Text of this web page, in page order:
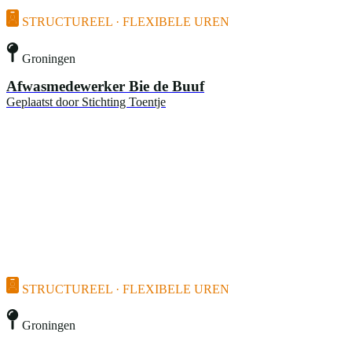
STRUCTUREEL · FLEXIBELE UREN
Groningen
Afwasmedewerker Bie de Buuf
Geplaatst door Stichting Toentje
STRUCTUREEL · FLEXIBELE UREN
Groningen